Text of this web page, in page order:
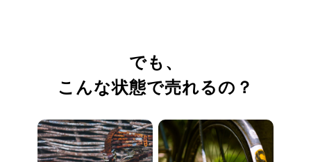
でも、
こんな状態で売れるの？